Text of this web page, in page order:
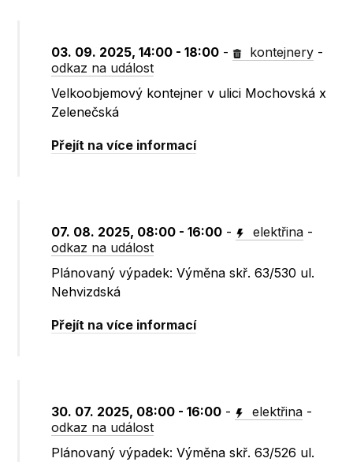
03. 09. 2025, 14:00 - 18:00 - kontejnery -
odkaz na událost
Velkoobjemový kontejner v ulici Mochovská x
Zelenečská
Přejít na více informací
07. 08. 2025, 08:00 - 16:00 - elektřina -
odkaz na událost
Plánovaný výpadek: Výměna skř. 63/530 ul.
Nehvizdská
Přejít na více informací
30. 07. 2025, 08:00 - 16:00 - elektřina -
odkaz na událost
Plánovaný výpadek: Výměna skř. 63/526 ul.